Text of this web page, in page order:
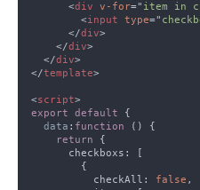
      <
div v-for=" item in
        <
input type="
      </
div
    </
div
  </
div
</template
<script
export default
data : function
return
          checkAll:
false